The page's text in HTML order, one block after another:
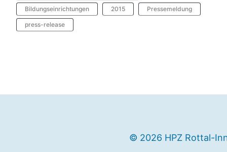
Bildungseinrichtungen 2015 Pressemeldung
press-release
© 2026 HPZ Rottal-